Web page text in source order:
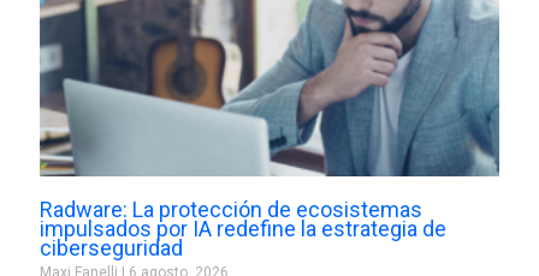
Radware: La protección de ecosistemas
impulsados por IA redefine la estrategia de
ciberseguridad
Maxi Fanelli 6 agosto, 2026